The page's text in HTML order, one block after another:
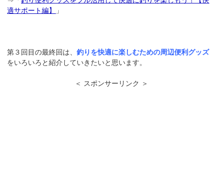
適サポート編】
」
第３回目の最終回は、釣りを快適に楽しむための周辺便利グッズ
をいろいろと紹介していきたいと思います。
＜ スポンサーリンク ＞